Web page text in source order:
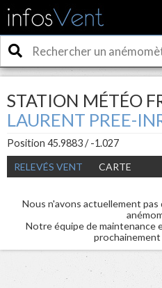
STATION MÉTÉO
LAURENT PREE-
Position 45.9883 / -1.027
RELEVÉS VENT
CARTE
Nous n'avons actuellement
Notre équipe de maintenance